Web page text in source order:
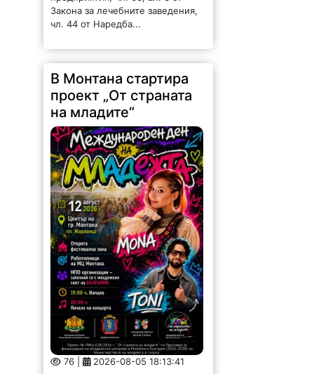
В Монтана стартира
проект „От страната
76 | 2026-08-05 18:13:41
Младежки център – Монтана
стартира изпълнението на
проект „От страната на младите“
по договор за безвъзмездна
финансова помощ по Програма за